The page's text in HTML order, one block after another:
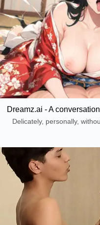
Dreamz.ai - A
Delicately, personally,